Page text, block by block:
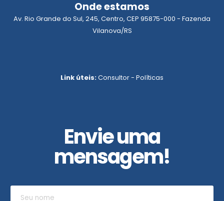
Onde estamos
Av. Rio Grande do Sul, 245, Centro, CEP 95875-000 - Fazenda
Vilanova/RS
Link úteis:Consultor- Políticas
Envie uma
mensagem!